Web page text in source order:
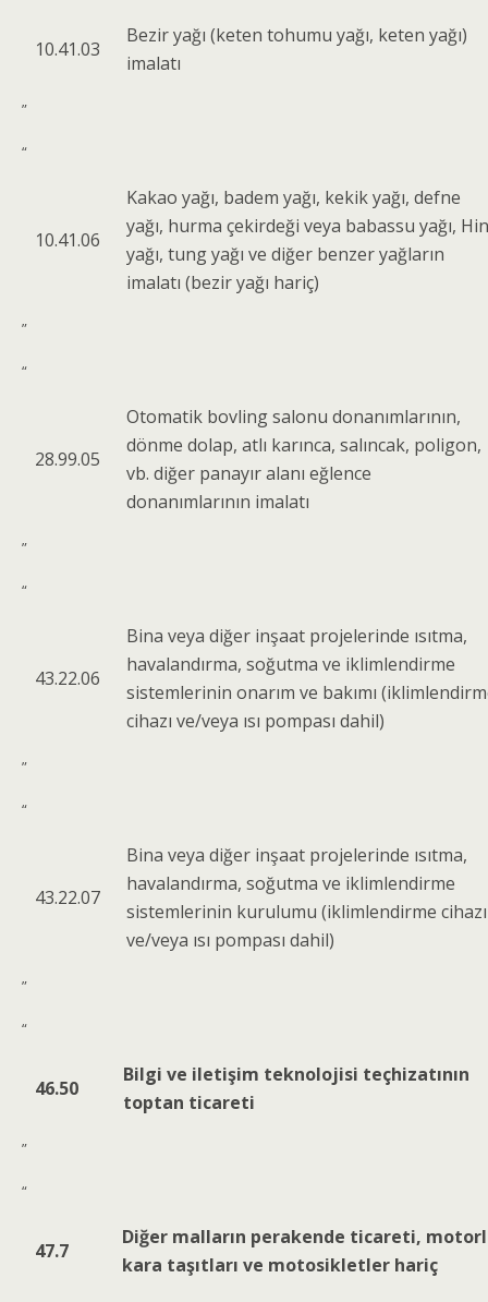
10.41.03
Bezir yağı (keten tohumu yağı, keten yağı)
imalatı
”
“
10.41.06
Kakao yağı, badem yağı, kekik yağı, defne
yağı, hurma çekirdeği veya babassu yağı,
yağı, tung yağı ve diğer benzer yağların
imalatı (bezir yağı hariç)
”
“
28.99.05
Otomatik bovling salonu donanımlarının,
dönme dolap, atlı karınca, salıncak, poligon,
vb. diğer panayır alanı eğlence
donanımlarının imalatı
”
“
43.22.06
Bina veya diğer inşaat projelerinde ısıtma,
havalandırma, soğutma ve iklimlendirme
sistemlerinin onarım ve bakımı
cihazı ve/veya ısı pompası dahil)
”
“
43.22.07
Bina veya diğer inşaat projelerinde ısıtma,
havalandırma, soğutma ve iklimlendirme
sistemlerinin kurulumu (iklimlendirme cihazı
ve/veya ısı pompası dahil)
”
“
46.50
Bilgi ve iletişim teknolojisi teçhizatının
toptan ticareti
”
“
47.7
Diğer malların perakende ticareti,
kara taşıtları ve motosikletler hariç